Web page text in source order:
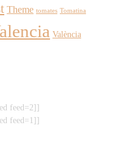
Theme tomates Tomatina
València
feed=2]]
feed=1]]